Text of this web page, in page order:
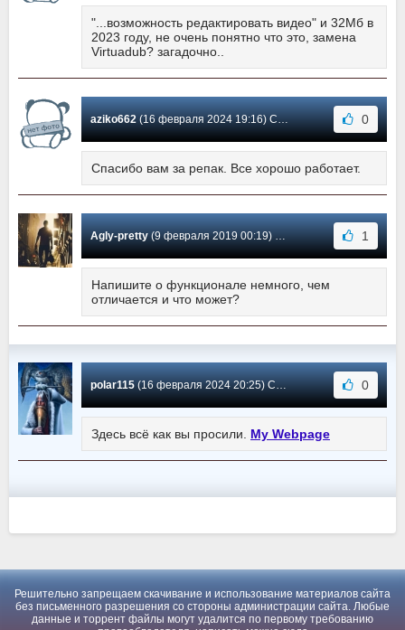
"...возможность редактировать видео" и 32Мб в
2023 году, не очень понятно что это, замена
Virtuadub? загадочно..
aziko662(16 февраля 2024 19:16) Сообщение #2 0
Спасибо вам за репак. Все хорошо работает.
Agly-pretty(9 февраля 2019 00:19) Сообщение #1 1
Напишите о функционале немного, чем
отличается и что может?
polar115(16 февраля 2024 20:25) Сообщение #0 0
Здесь всё как вы просили. My Webpage
Решительно запрещаем скачивание и использование материалов сайта
без письменного разрешения со стороны администрации сайта. Любые
данные и торрент файлы могут удалится по первому требованию